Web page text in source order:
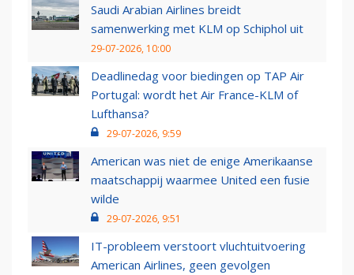
Saudi Arabian Airlines breidt
samenwerking met KLM op Schiphol uit
29-07-2026, 10:00
Deadlinedag voor biedingen op TAP Air
Portugal: wordt het Air France-KLM of
Lufthansa?
29-07-2026, 9:59
American was niet de enige Amerikaanse
maatschappij waarmee United een fusie
wilde
29-07-2026, 9:51
IT-probleem verstoort vluchtuitvoering
American Airlines, geen gevolgen